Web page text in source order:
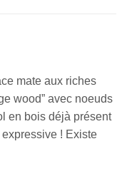
mate aux riches
wood” avec noeuds
en bois déjà présent
! Existe